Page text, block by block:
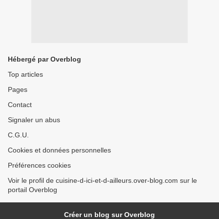
Hébergé par Overblog
Top articles
Pages
Contact
Signaler un abus
C.G.U.
Cookies et données personnelles
Préférences cookies
Voir le profil de cuisine-d-ici-et-d-ailleurs.over-blog.com sur le
portail Overblog
Créer un blog sur Overblog